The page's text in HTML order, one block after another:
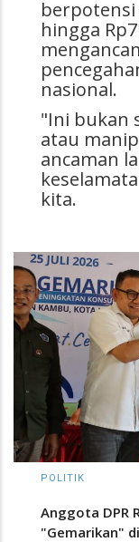
hingga
nasional.
"Ini bukan
atau
ancaman
kita.
POLITIK
Anggota DPR
"Gemarikan"